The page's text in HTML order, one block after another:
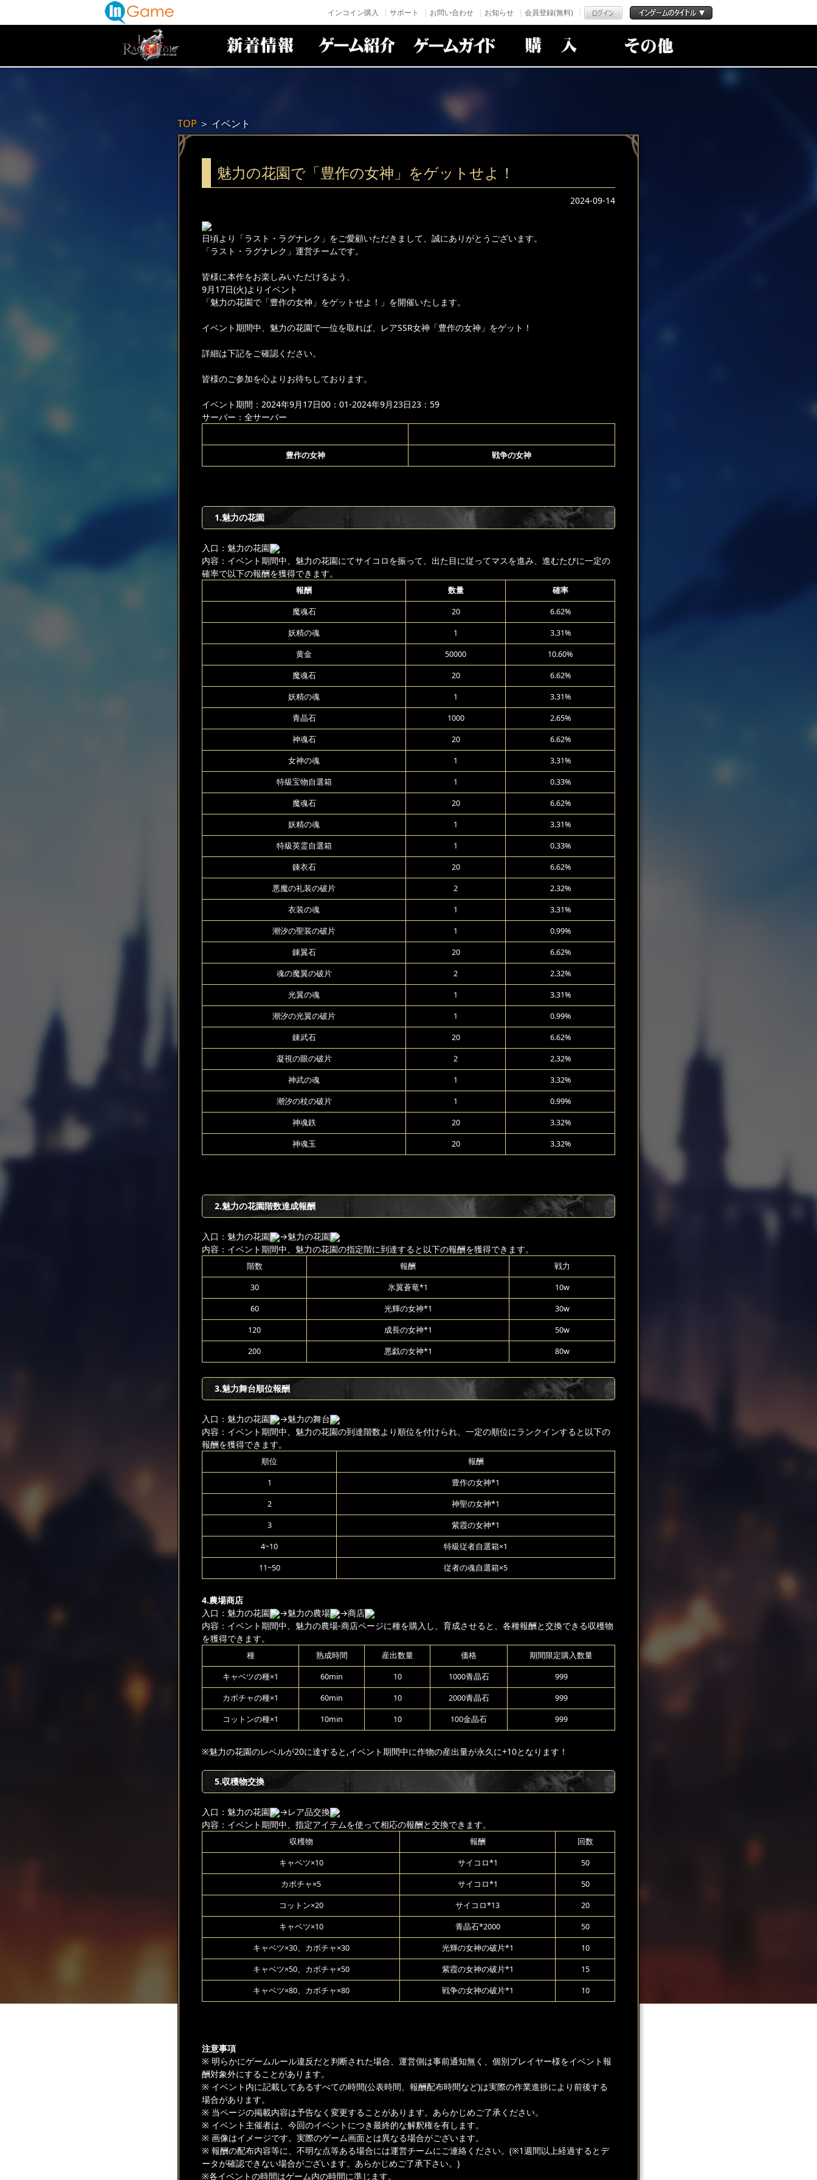
インコイン購入 サポート お問い合わせ お知らせ 会員登録(無料)
TOP ＞ イベント
魅力の花園で「豊作の女神」をゲットせよ！
2024-09-14
日頃より「ラスト・ラグナレク」をご愛顧いただきまして、誠にありがとうございます。
「ラスト・ラグナレク」運営チームです。
皆様に本作をお楽しみいただけるよう、
9月17日(火)よりイベント
「魅力の花園で「豊作の女神」をゲットせよ！」を開催いたします。
イベント期間中、魅力の花園で一位を取れば、レアSSR女神「豊作の女神」をゲット！
詳細は下記をご確認ください。
皆様のご参加を心よりお待ちしております。
イベント期間：2024年9月17日00：01-2024年9月23日23：59
サーバー：全サーバー
豊作の女神 戦争の女神
1.魅力の花園
入口：魅力の花園
内容：イベント期間中、魅力の花園にてサイコロを振って、出た目に従ってマスを進み、進むたびに一定の
確率で以下の報酬を獲得できます。
報酬 数量 確率
魔魂石 20 6.62%
妖精の魂 1 3.31%
黄金 50000 10.60%
魔魂石 20 6.62%
妖精の魂 1 3.31%
青晶石 1000 2.65%
神魂石 20 6.62%
女神の魂 1 3.31%
特級宝物自選箱 1 0.33%
魔魂石 20 6.62%
妖精の魂 1 3.31%
特級英霊自選箱 1 0.33%
錬衣石 20 6.62%
悪魔の礼装の破片 2 2.32%
衣装の魂 1 3.31%
潮汐の聖装の破片 1 0.99%
錬翼石 20 6.62%
魂の魔翼の破片 2 2.32%
光翼の魂 1 3.31%
潮汐の光翼の破片 1 0.99%
錬武石 20 6.62%
凝視の眼の破片 2 2.32%
神武の魂 1 3.32%
潮汐の杖の破片 1 0.99%
神魂鉄 20 3.32%
神魂玉 20 3.32%
2.魅力の花園階数達成報酬
入口：魅力の花園
→魅力の花園
内容：イベント期間中、魅力の花園の指定階に到達すると以下の報酬を獲得できます。
階数 報酬 戦力
30 氷翼蒼竜*1 10w
60 光輝の女神*1 30w
120 成長の女神*1 50w
200 悪戯の女神*1 80w
3.魅力舞台順位報酬
入口：魅力の花園
→魅力の舞台
内容：イベント期間中、魅力の花園の到達階数より順位を付けられ、一定の順位にランクインすると以下の
報酬を獲得できます。
順位 報酬
1 豊作の女神*1
2 神聖の女神*1
3 紫霞の女神*1
4~10 特級従者自選箱×1
11~50 従者の魂自選箱×5
4.農場商店
入口：魅力の花園
→魅力の農場
→商店
内容：イベント期間中、魅力の農場-商店ページに種を購入し、育成させると、各種報酬と交換できる収穫物
を獲得できます。
種 熟成時間 産出数量 価格 期間限定購入数量
キャベツの種×1 60min 10 1000青晶石 999
カボチャの種×1 60min 10 2000青晶石 999
コットンの種×1 10min 10 100金晶石 999
※魅力の花園のレベルが20に達すると,イベント期間中に作物の産出量が永久に+10となります！
5.収穫物交換
入口：魅力の花園
→レア品交換
内容：イベント期間中、指定アイテムを使って相応の報酬と交換できます。
収穫物 報酬 回数
キャベツ×10 サイコロ*1 50
カボチャ×5 サイコロ*1 50
コットン×20 サイコロ*13 20
キャベツ×10 青晶石*2000 50
キャベツ×30、カボチャ×30 光輝の女神の破片*1 10
キャベツ×50、カボチャ×50 紫霞の女神の破片*1 15
キャベツ×80、カボチャ×80 戦争の女神の破片*1 10
注意事項
※ 明らかにゲームルール違反だと判断された場合、運営側は事前通知無く、個別プレイヤー様をイベント報
酬対象外にすることがあります。
※ イベント内に記載してあるすべての時間(公表時間、報酬配布時間など)は実際の作業進捗により前後する
場合があります。
※ 当ページの掲載内容は予告なく変更することがあります。あらかじめご了承ください。
※ イベント主催者は、今回のイベントにつき最終的な解釈権を有します。
※ 画像はイメージです。実際のゲーム画面とは異なる場合がございます。
※ 報酬の配布内容等に、不明な点等ある場合には運営チームにご連絡ください。(※1週間以上経過するとデ
ータが確認できない場合がございます。あらかじめご了承下さい。)
※各イベントの時間はゲーム内の時間に準じます。